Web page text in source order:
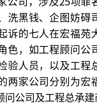
洗黑钱、企图妨碍
诉的七人在宏福苑
色，如工程顾问公
验人员，以及工程
两家公司分别为宏
公司及工程总承建